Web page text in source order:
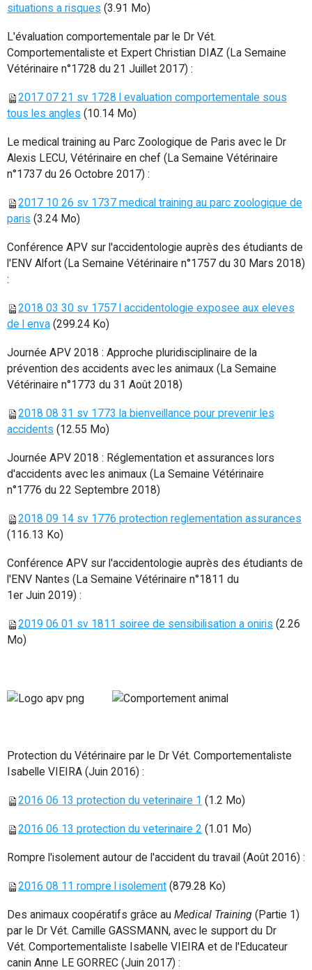
situations a risques (3.91 Mo)
L'évaluation comportementale par le Dr Vét.
Comportementaliste et Expert Christian DIAZ (La Semaine
Vétérinaire n°1728 du 21 Juillet 2017) :
2017 07 21 sv 1728 l evaluation comportementale sous
tous les angles (10.14 Mo)
Le medical training au Parc Zoologique de Paris avec le Dr
Alexis LECU, Vétérinaire en chef (La Semaine Vétérinaire
n°1737 du 26 Octobre 2017) :
2017 10 26 sv 1737 medical training au parc zoologique de
paris (3.24 Mo)
Conférence APV sur l'accidentologie auprès des étudiants de
l'ENV Alfort (La Semaine Vétérinaire n°1757 du 30 Mars 2018)
:
2018 03 30 sv 1757 l accidentologie exposee aux eleves
de l enva (299.24 Ko)
Journée APV 2018 : Approche pluridisciplinaire de la
prévention des accidents avec les animaux (La Semaine
Vétérinaire n°1773 du 31 Août 2018)
2018 08 31 sv 1773 la bienveillance pour prevenir les
accidents (12.55 Mo)
Journée APV 2018 : Réglementation et assurances lors
d'accidents avec les animaux (La Semaine Vétérinaire
n°1776 du 22 Septembre 2018)
2018 09 14 sv 1776 protection reglementation assurances
(116.13 Ko)
Conférence APV sur l'accidentologie auprès des étudiants de
l'ENV Nantes (La Semaine Vétérinaire n°1811 du
1er Juin 2019) :
2019 06 01 sv 1811 soiree de sensibilisation a oniris (2.26
Mo)
Protection du Vétérinaire par le Dr Vét. Comportementaliste
Isabelle VIEIRA (Juin 2016) :
2016 06 13 protection du veterinaire 1 (1.2 Mo)
2016 06 13 protection du veterinaire 2 (1.01 Mo)
Rompre l'isolement autour de l'accident du travail (Août 2016) :
2016 08 11 rompre l isolement (879.28 Ko)
Des animaux coopératifs grâce au Medical Training (Partie 1)
par le Dr Vét. Camille GASSMANN, avec le support du Dr
Vét. Comportementaliste Isabelle VIEIRA et de l'Educateur
canin Anne LE GORREC (Juin 2017) :